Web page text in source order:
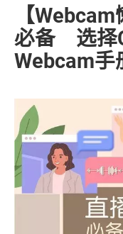
【
必备 选择
Webcam手